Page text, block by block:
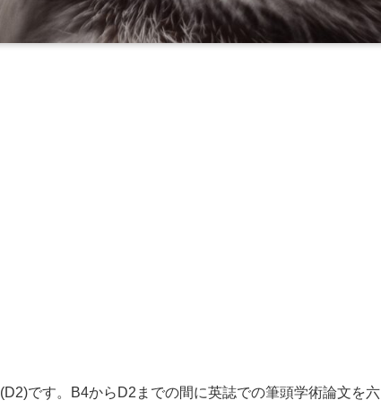
(D2)です。B4からD2までの間に英誌での筆頭学術論文を六